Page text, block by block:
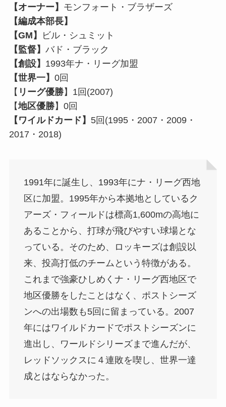
【オーナー】 モンフォート・ブラザーズ
【編成本部長】
【GM】
ビル・シュミット
【監督】 バド・ブラック
【創設】 1993年ナ・リーグ加盟
【世界一】 0回
【 リーグ優勝】1回(2007)
【地区優勝】0回
【ワイルドカード】 5回(1995・2007・2009・
2017・2018)
1991年に誕生し、1993年にナ・リーグ西地
区に加盟。1995年から本拠地としているク
アーズ・フィールドは標高1,600mの高地に
あることから、打球が飛びやすい球場とな
っている。そのため、ロッキーズは創設以
来、投高打低のチームという特徴がある。
これまで強豪ひしめくナ・リーグ西地区で
地区優勝をしたことはなく、ポストシーズ
ンへの出場数も5回に留まっている。2007
年にはワイルドカードでポストシーズンに
進出し、ワールドシリーズまで進んだが、
レッドソックスに４連敗を喫し、世界一達
成とはならなかった。